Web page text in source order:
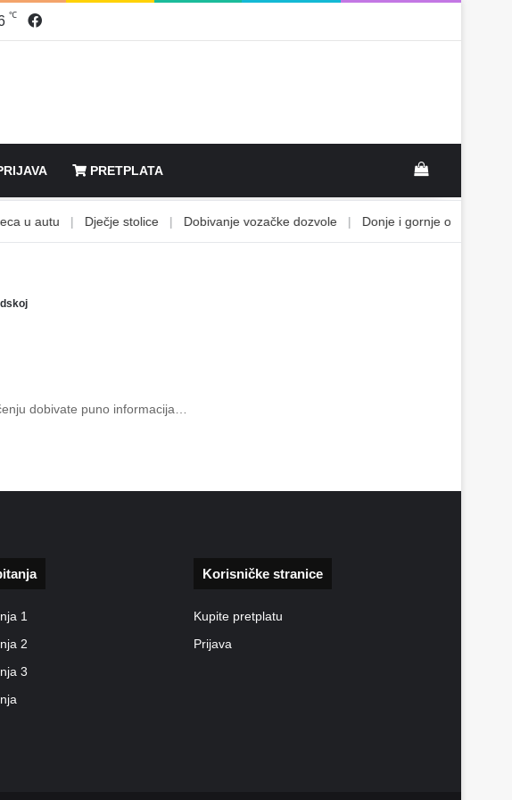
℃ Facebook
PRETPLATA View your
u autu | Dječje stolice | Dobivanje vozačke dozvole | Donje i gornje ograničenje
dobivate puno informacija…
1
2
3
Korisničke stranice
Kupite pretplatu
Prijava